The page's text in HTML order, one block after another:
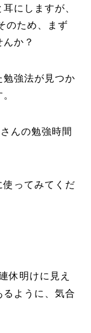
にしますが、
のため、まず
か？
強法が見つか
んの勉強時間
使ってみてくだ
休明けに見え
ように、気合